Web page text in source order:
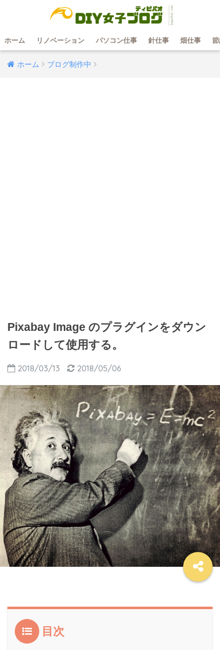
ホーム リノベーション パソコン仕事 針仕事 畑仕事
ホーム ブログ制作中
Pixabay Image のプラグインをダウン
ロードして使用する。
2018/03/13 2018/05/06
目次